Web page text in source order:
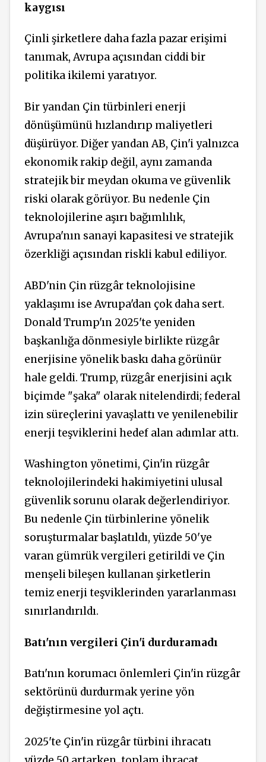
kaygısı
Çinli şirketlere daha fazla pazar erişimi
tanımak, Avrupa açısından ciddi bir
politika ikilemi yaratıyor.
Bir yandan Çin türbinleri enerji
dönüşümünü hızlandırıp maliyetleri
düşürüyor. Diğer yandan AB, Çin'i yalnızca
ekonomik rakip değil, aynı zamanda
stratejik bir meydan okuma ve güvenlik
riski olarak görüyor. Bu nedenle Çin
teknolojilerine aşırı bağımlılık,
Avrupa'nın sanayi kapasitesi ve stratejik
özerkliği açısından riskli kabul ediliyor.
ABD'nin Çin rüzgâr teknolojisine
yaklaşımı ise Avrupa'dan çok daha sert.
Donald Trump'ın 2025'te yeniden
başkanlığa dönmesiyle birlikte rüzgâr
enerjisine yönelik baskı daha görünür
hale geldi. Trump, rüzgâr enerjisini açık
biçimde "şaka" olarak nitelendirdi; federal
izin süreçlerini yavaşlattı ve yenilenebilir
enerji teşviklerini hedef alan adımlar attı.
Washington yönetimi, Çin'in rüzgâr
teknolojilerindeki hakimiyetini ulusal
güvenlik sorunu olarak değerlendiriyor.
Bu nedenle Çin türbinlerine yönelik
soruşturmalar başlatıldı, yüzde 50'ye
varan gümrük vergileri getirildi ve Çin
menşeli bileşen kullanan şirketlerin
temiz enerji teşviklerinden yararlanması
sınırlandırıldı.
Batı'nın vergileri Çin'i durduramadı
Batı'nın korumacı önlemleri Çin'in rüzgâr
sektörünü durdurmak yerine yön
değiştirmesine yol açtı.
2025'te Çin'in rüzgâr türbini ihracatı